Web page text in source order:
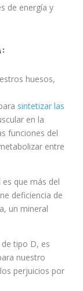
de energía y
huesos,
sintetizar las
en la
funciones del
entre
que más del
deficiencia de
un mineral
tipo D, es
nuestro
perjuicios por